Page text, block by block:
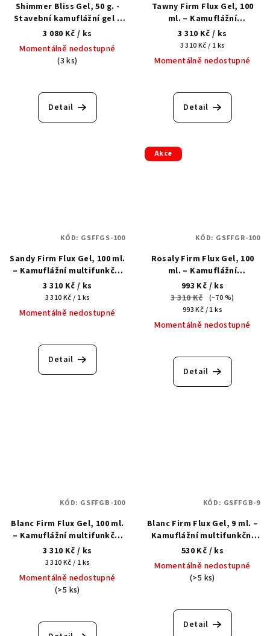
Shimmer Bliss Gel, 50 g. -
Stavební kamuflážní gel s
třpytkami
3 080 Kč / ks
Momentálně nedostupné
(3 ks)
Detail
Tawny Firm Flux Gel, 100
ml. – Kamuflážní
multifunkční tekutý
akrylgel
3 310 Kč / ks
Měrná
cena:
3 310 Kč / 1 ks
Momentálně nedostupné
Detail
Sandy Firm Flux Gel, 100 ml.
– Kamuflážní multifunkční
tekutý akrylgel
3 310 Kč / ks
Měrná
cena:
3 310 Kč / 1 ks
Momentálně nedostupné
Detail
KÓD: GSFFGS-100
Akce
Rosaly Firm Flux Gel, 100
ml. – Kamuflážní
multifunkční tekutý
akrylgel
993 Kč / ks
3 310 Kč
(–70 %)
Měrná
cena:
993 Kč / 1 ks
Momentálně nedostupné
Detail
KÓD: GSFFGR-100
Blanc Firm Flux Gel, 100 ml.
– Kamuflážní multifunkční
tekutý akrylgel
3 310 Kč / ks
Měrná
cena:
3 310 Kč / 1 ks
Momentálně nedostupné
(>5 ks)
KÓD: GSFFGB-100
Blanc Firm Flux Gel, 9 ml. –
Kamuflážní multifunkční
tekutý akrylgel
530 Kč / ks
Momentálně nedostupné
(>5 ks)
Detail
KÓD: GSFFGB-9